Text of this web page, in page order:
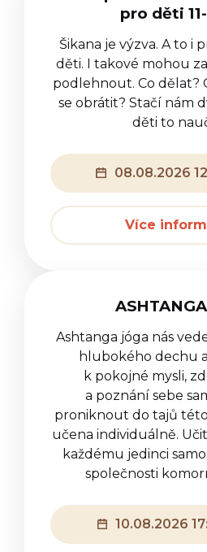
pro děti
Šikana je výzva. A to i
děti. I takové mohou
podlehnout. Co dělat?
se obrátit? Stačí nám
děti to
08.08.2026
Více
Ashtanga jóga nás
hlubokého dechu
k pokojné mysli,
a poznání sebe
proniknout do tajů
učena individuálně.
každému jedinci
společnosti
10.08.2026